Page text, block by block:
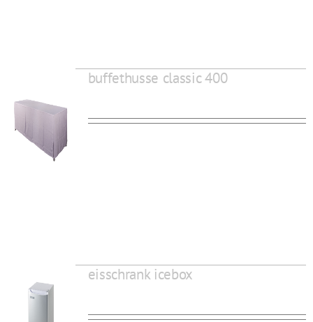
buffethusse classic 400
eisschrank icebox